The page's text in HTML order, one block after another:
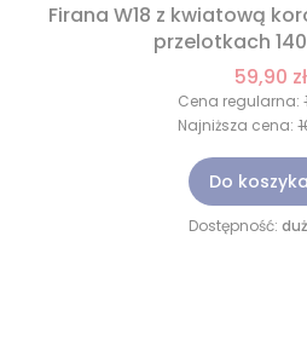
Firana W18 z kwiatową
przelotkach
59,90 zł
Cena regularna:
Najniższa cena:
Do koszyka
Dostępność: